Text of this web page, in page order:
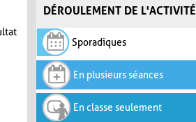
DÉROULEMENT DE L'ACTIVITÉ
Sporadiques
En plusieurs séances
En classe seulement